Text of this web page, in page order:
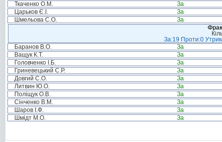
Ткаченко О.М.
За
Царьков Є.І.
За
Шмельова С.О.
За
За:19 Проти:0
Баранов В.О.
За
Ващук К.Т.
За
Головченко І.Б.
За
Гриневецький С.Р.
За
Довгий С.О.
За
Литвин Ю.О.
За
Поліщук О.В.
За
Сінченко В.М.
За
Шаров І.Ф.
За
Шмідт М.О.
За